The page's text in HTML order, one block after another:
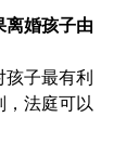
婚孩子由
子最有利
，法庭可以